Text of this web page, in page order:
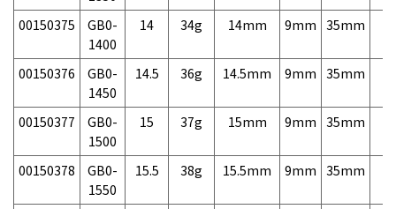
00150375
GB0-
1400
14 34g 14mm 9mm 35mm
00150376
GB0-
1450
14.5 36g 14.5mm 9mm 35mm
00150377
GB0-
1500
15 37g 15mm 9mm 35mm
00150378
GB0-
1550
15.5 38g 15.5mm 9mm 35mm